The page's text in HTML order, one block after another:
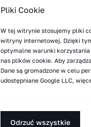
Pliki Cookie
W tej witrynie stosujemy pliki
witryny internetowej. Dzięki
optymalne warunki
nas plików cookie. Aby
Dane są gromadzone w celu
udostępniane Google LLC,
Odrzuć wszystkie